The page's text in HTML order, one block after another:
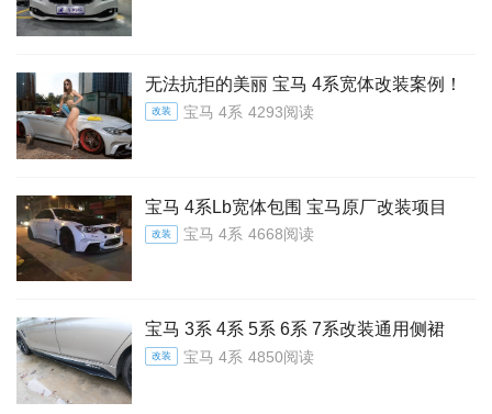
无法抗拒的美丽 宝马 4系宽体改装案例！
改装 宝马 4系 4293阅读
宝马 4系Lb宽体包围 宝马原厂改装项目
改装 宝马 4系 4668阅读
宝马 3系 4系 5系 6系 7系改装通用侧裙
改装 宝马 4系 4850阅读